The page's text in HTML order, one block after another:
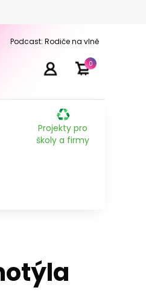
0
Projekty pro
školy a firmy
Podcast: Rodiče na vlně